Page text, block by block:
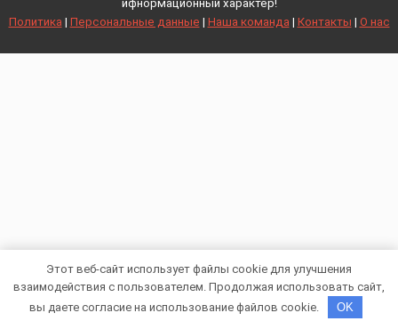
ифнормационный характер!
Политика | Персональные данные | Наша команда | Контакты | О нас
Этот веб-сайт использует файлы cookie для улучшения
взаимодействия с пользователем. Продолжая использовать сайт,
вы даете согласие на использование файлов cookie.
OK